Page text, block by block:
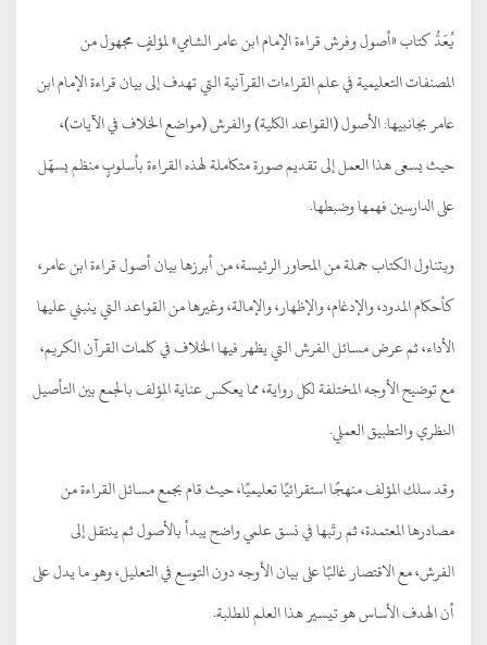
يُعَدُّ كتاب «أصول وفرش قراءة الإمام ابن عامر الشامي» لمؤلفٍ مجهول من
المصنفات التعليمية في علم القراءات القرآنية التي تهدف إلى بيان قراءة الإمام ابن
عامر بجانبيها: الأصول (القواعد الكلية) والفرش (مواضع الخلاف في الآيات)،
حيث يسعى هذا العمل إلى تقديم صورة متكاملة لهذه القراءة بأسلوبٍ منظم يسهّل
على الدارسين فهمها وضبطها.
ويتناول الكتاب جملة من المحاور الرئيسة، من أبرزها بيان أصول قراءة ابن عامر،
كأحكام المدود، والإدغام، والإظهار، والإمالة، وغيرها من القواعد التي ينبني عليها
الأداء، ثم عرض مسائل الفرش التي يظهر فيها الخلاف في كلمات القرآن الكريم،
مع توضيح الأوجه المختلفة لكل رواية، مما يعكس عناية المؤلف بالجمع بين التأصيل
النظري والتطبيق العملي.
وقد سلك المؤلف منهجًا استقرائيًا تعليميًا، حيث قام بجمع مسائل القراءة من
مصادرها المعتمدة، ثم رتّبها في نسق علمي واضح يبدأ بالأصول ثم ينتقل إلى
الفرش، مع الاقتصار غالبًا على بيان الأوجه دون التوسع في التعليل، وهو ما يدل على
أن الهدف الأساس هو تيسير هذا العلم للطلبة.